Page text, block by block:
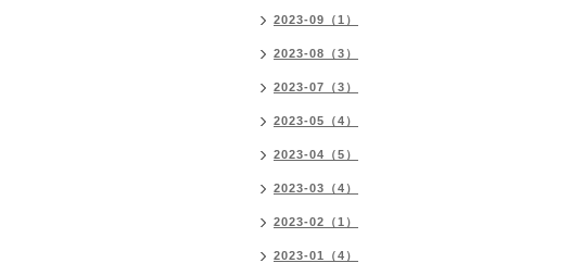
2023-09（1）
2023-08（3）
2023-07（3）
2023-05（4）
2023-04（5）
2023-03（4）
2023-02（1）
2023-01（4）